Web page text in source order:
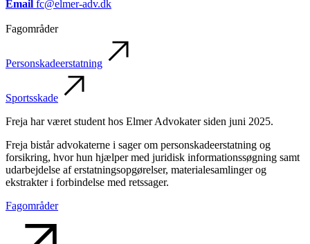
Email fc@elmer-adv.dk
Fagområder
Personskadeerstatning
Sportsskade
Freja har været student hos Elmer Advokater siden juni 2025.
Freja bistår advokaterne i sager om personskadeerstatning og
forsikring, hvor hun hjælper med juridisk informationssøgning samt
udarbejdelse af erstatningsopgørelser, materialesamlinger og
ekstrakter i forbindelse med retssager.
Fagområder